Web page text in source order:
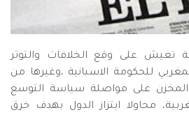
تعيش على وقع الخلافات والتوتر
للحكومة الاسبانية ،وغيرها من
على مواصلة سياسة التوسع
محاولا ابتزاز الدول بهدف خرق